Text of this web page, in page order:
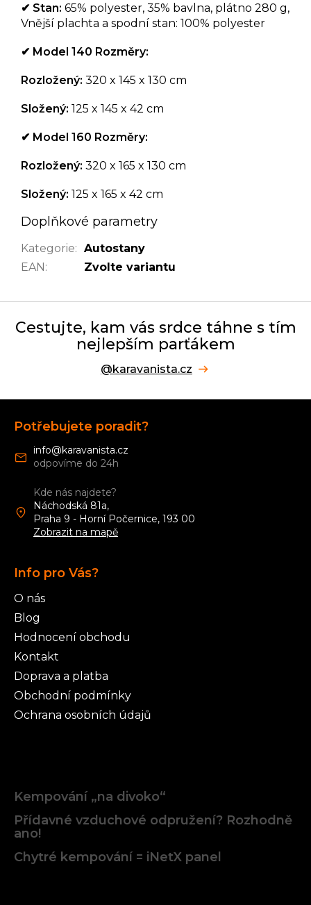
✔ Stan: 65% polyester, 35% bavlna, plátno 280 g,
Vnější plachta a spodní stan: 100% polyester
✔ Model 140 Rozměry:
Rozložený: 320 x 145 x 130 cm
Složený: 125 x 145 x 42 cm
✔ Model 160 Rozměry:
Rozložený: 320 x 165 x 130 cm
Složený: 125 x 165 x 42 cm
Doplňkové parametry
Kategorie: Autostany
EAN: Zvolte variantu
Cestujte, kam vás srdce táhne s tím
nejlepším parťákem
@karavanista.cz
Potřebujete poradit?
info@karavanista.cz
Kde nás najdete?
Náchodská 81a,
Praha 9 - Horní Počernice, 193 00
Zobrazit na mapě
Info pro Vás?
O nás
Blog
Hodnocení obchodu
Kontakt
Doprava a platba
Obchodní podmínky
Ochrana osobních údajů
Kempování „na divoko“
Přídavné vzduchové odpružení? Rozhodně
ano!
Chytré kempování = iNetX panel